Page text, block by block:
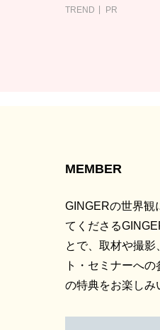
TREND
PR
MEMBER
GINGERの世界観
てくださる
とで、取材や撮
ト・セミナーへ
の特典をお楽しみ